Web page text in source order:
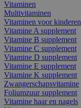
Vitaminen
Multivitaminen
Vitaminen voor kinderen
Vitamine A supplement
Vitamine B supplement
Vitamine C supplement
Vitamine D supplement
Vitamine E supplement
Vitamine K supplement
Zwangerschapsvitamine
Foliumzuur supplement
Vitamine haar en nagels